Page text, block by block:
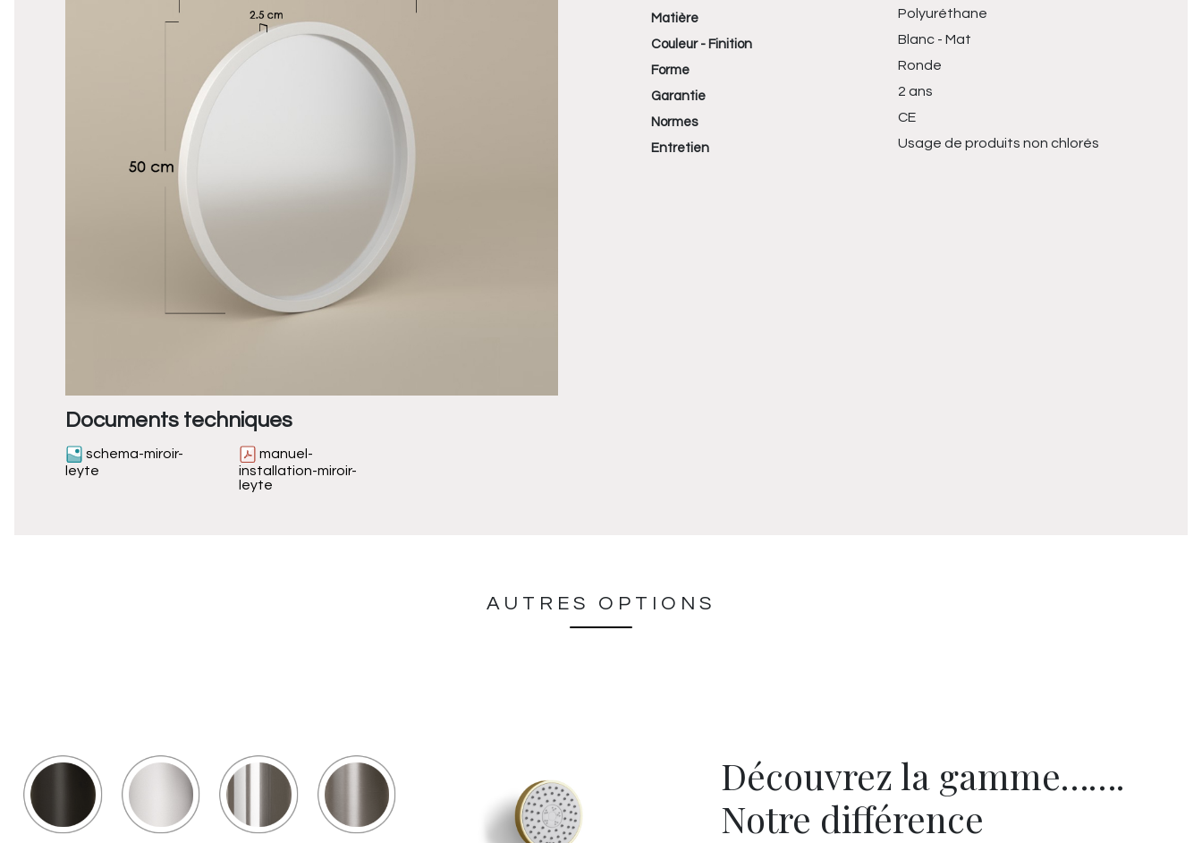
Documents techniques
schema-miroir-
leyte
manuel-
installation-miroir-
leyte
Matière Polyuréthane
Couleur - Finition Blanc - Mat
Forme Ronde
Garantie 2 ans
Normes CE
Entretien Usage de produits non chlorés
AUTRES OPTIONS
Découvrez la gamme…….
Notre différence